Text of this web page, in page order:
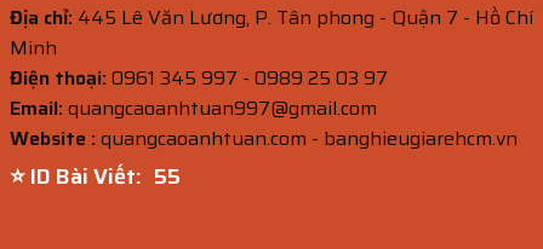
Địa chỉ: 445 Lê Văn Lương, P. Tân phong - Quận 7 - Hồ Chí
Minh
Điện thoại:0961 345 997 - 0989 25 03 97
Email:quangcaoanhtuan997@gmail.com
Website :quangcaoanhtuan.com - banghieugiarehcm.vn
⭐ ID Bài Viết: 54